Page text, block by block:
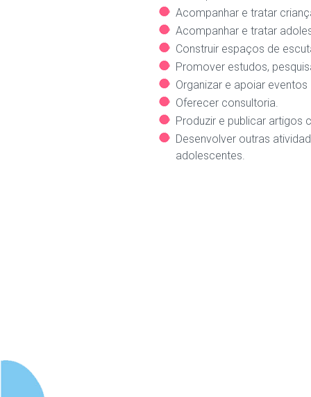
Acompanhar e tratar
Acompanhar e tratar
Construir espaços de
Promover estudos,
Organizar e apoiar
Oferecer consultoria.
Produzir e publicar artigos
Desenvolver outras
adolescentes.